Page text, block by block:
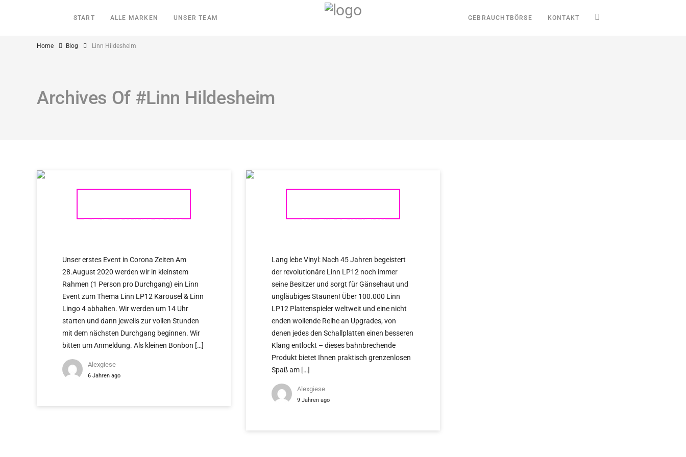
START ALLE MARKEN UNSER TEAM GEBRAUCHTBÖRSE KONTAKT
Home Blog Linn Hildesheim
Archives Of #Linn Hildesheim
EVENT – SOMMER PROMO
Unser erstes Event in Corona Zeiten Am
28.August 2020 werden wir in kleinstem
Rahmen (1 Person pro Durchgang) ein Linn
Event zum Thema Linn LP12 Karousel & Linn
Lingo 4 abhalten. Wir werden um 14 Uhr
starten und dann jeweils zur vollen Stunden
mit dem nächsten Durchgang beginnen. Wir
bitten um Anmeldung. Als kleinen Bonbon […]
Alexgiese
6 Jahren ago
ON… THE REVOLUTION
Lang lebe Vinyl: Nach 45 Jahren begeistert
der revolutionäre Linn LP12 noch immer
seine Besitzer und sorgt für Gänsehaut und
ungläubiges Staunen! Über 100.000 Linn
LP12 Plattenspieler weltweit und eine nicht
enden wollende Reihe an Upgrades, von
denen jedes den Schallplatten einen besseren
Klang entlockt – dieses bahnbrechende
Produkt bietet Ihnen praktisch grenzenlosen
Spaß am […]
Alexgiese
9 Jahren ago